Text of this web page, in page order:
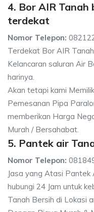
4. Bor AIR
terdekat
Nomor Telepon:
Terdekat Bor AIR
Kelancaran saluran Air
harinya.
Akan tetapi kami
Pemesanan Pipa
memberikan Harga
Murah / Bersahabat.
5. Pantek air
Nomor Telepon:
Jasa yang Atasi Pantek
hubungi 24 Jam untuk
Tanah Bersih di Lokasi